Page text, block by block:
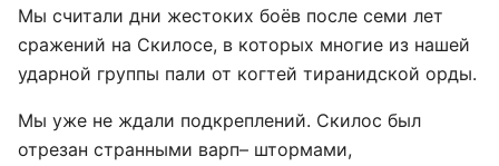
Мы считали дни жестоких боёв после семи лет
сражений на Скилосе, в которых многие из нашей
ударной группы пали от когтей тиранидской орды.
Мы уже не ждали подкреплений. Скилос был
отрезан странными варп– штормами,